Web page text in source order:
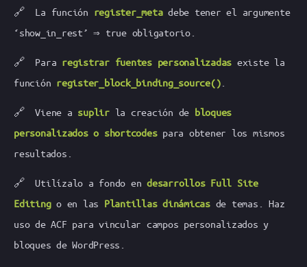
🔗 La función register_metadebe tener el argumente
‘show_in_rest’ ⇒ true obligatorio.
🔗 Para registrar fuentes personalizadas existe la
función register_block_binding_source()
🔗 Viene a suplirla creación de bloques
personalizados o shortcodespara obtener los mismos
resultados.
🔗 Utilízalo a fondo endesarrollos Full Site
Editingo en las Plantillas dinámicasde temas. Haz
uso de ACF para vincular campos personalizados y
bloques de WordPress.